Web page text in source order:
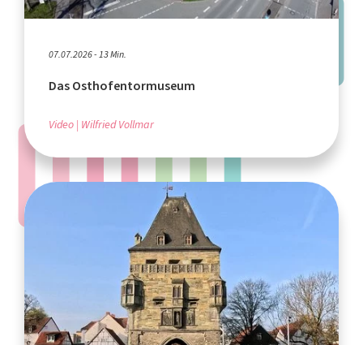
07.07.2026 - 13 Min.
Das Osthofentormuseum
Video Wilfried Vollmar